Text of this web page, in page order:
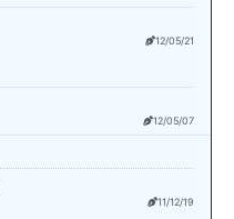
12/05/21
12/05/07
11/12/19